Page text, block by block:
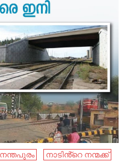
നാടിൻ്റെ നന്മക്ക്